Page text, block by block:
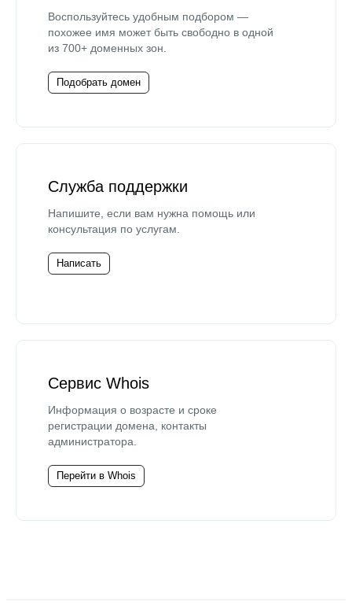
Воспользуйтесь удобным подбором —
похожее имя может быть свободно в одной
из 700+ доменных зон.
Подобрать домен
Служба поддержки
Напишите, если вам нужна помощь или
консультация по услугам.
Написать
Сервис Whois
Информация о возрасте и сроке
регистрации домена, контакты
администратора.
Перейти в Whois